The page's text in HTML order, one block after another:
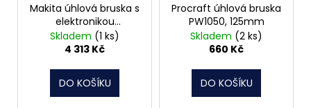
Makita úhlová bruska s
elektronikou
GA9030RF01,
230mm,2400W
Skladem (1 ks)
4 313 Kč
DO KOŠÍKU
Procraft úhlová bruska
PW1050, 125mm
Skladem (2 ks)
660 Kč
DO KOŠÍKU